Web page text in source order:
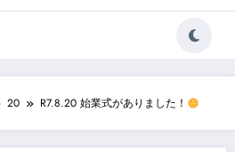
20 R7.8.20 始業式がありました！